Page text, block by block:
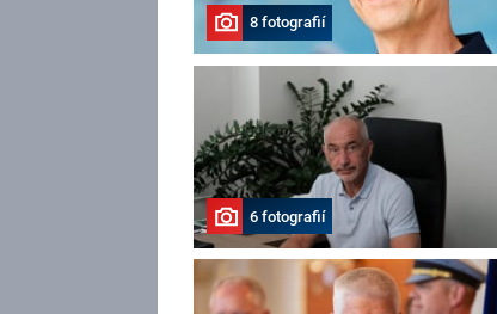
8 fotografií
6 fotografií